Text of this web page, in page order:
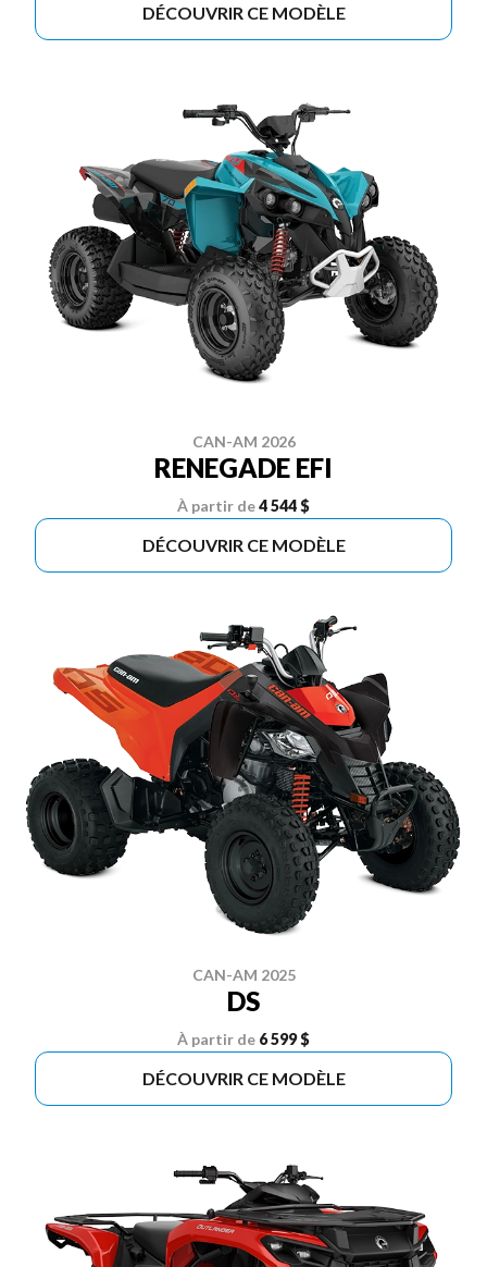
DÉCOUVRIR CE MODÈLE
CAN-AM 2026
RENEGADE EFI
À partir de4 544 $
DÉCOUVRIR CE MODÈLE
CAN-AM 2025
DS
À partir de 6 599 $
DÉCOUVRIR CE MODÈLE